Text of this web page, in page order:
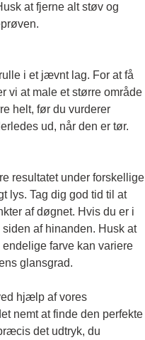
at fjerne alt støv og
i et jævnt lag. For at få
vi at male et større område
helt, før du vurderer
ud, når den er tør.
resultatet under forskellige
lys. Tag dig god tid til at
af døgnet. Hvis du er i
af hinanden. Husk at
farve kan variere
glansgrad.
hjælp af vores
nemt at finde den perfekte
det udtryk, du